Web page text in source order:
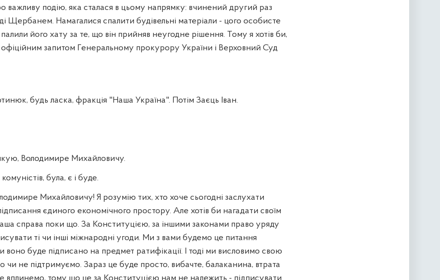
важливу подію, яка сталася в цьому напрямку: вчинений другий раз
Щербанем. Намагалися спалити будівельні матеріали - цого особисте
його хату за те, що він прийняв неугодне рішення. Тому я хотів би,
запитом Генеральному прокурору України і Верховний Суд
будь ласка, фракція "Наша Україна". Потім Заєць Іван.
Володимире Михайловичу.
була, є і буде.
Михайловичу! Я розумію тих, хто хоче сьогодні заслухати
єдиного економічного простору. Але хотів би нагадати своїм
справа поки що. За Конституцією, за іншими законами право уряду
ті чи інші міжнародні угоди. Ми з вами будемо це питання
воно буде підписано на предмет ратифікації. І тоді ми висловимо свою
чи не підтримуємо. Зараз це буде просто, вибачте, балаканина, втрата